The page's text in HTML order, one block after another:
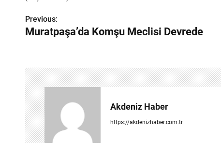
Y
ı
g
e
z
Previous:
Muratpaşa’da Komşu Meclisi Devrede
Akdeniz Haber
https://akdenizhaber.com.tr